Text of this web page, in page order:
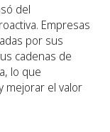
del
Empresas
por sus
cadenas de
lo que
mejorar el valor